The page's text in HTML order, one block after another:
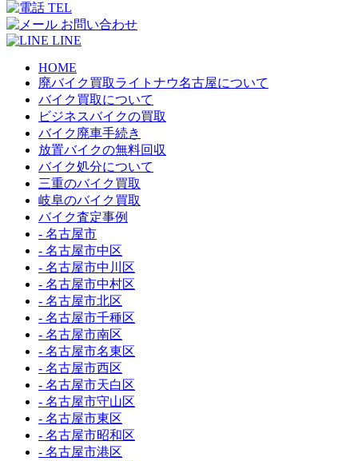
TEL
お問い合わせ
LINE
HOME
廃バイク買取ライトナウ名古屋について
バイク買取について
ビジネスバイクの買取
バイク廃車手続き
放置バイクの無料回収
バイク処分について
三重のバイク買取
岐阜のバイク買取
バイク査定事例
- 名古屋市
- 名古屋市中区
- 名古屋市中川区
- 名古屋市中村区
- 名古屋市北区
- 名古屋市千種区
- 名古屋市南区
- 名古屋市名東区
- 名古屋市西区
- 名古屋市天白区
- 名古屋市守山区
- 名古屋市東区
- 名古屋市昭和区
- 名古屋市港区